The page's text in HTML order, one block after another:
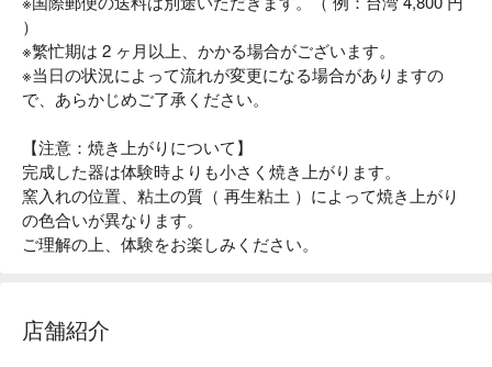
）
※繁忙期は 2 ヶ月以上、かかる場合がございます。
※当日の状況によって流れが変更になる場合がありますの
で、あらかじめご了承ください。
【注意：焼き上がりについて】
完成した器は体験時よりも小さく焼き上がります。
窯入れの位置、粘土の質（ 再生粘土 ）によって焼き上がり
の色合いが異なります。
ご理解の上、体験をお楽しみください。
店舗紹介